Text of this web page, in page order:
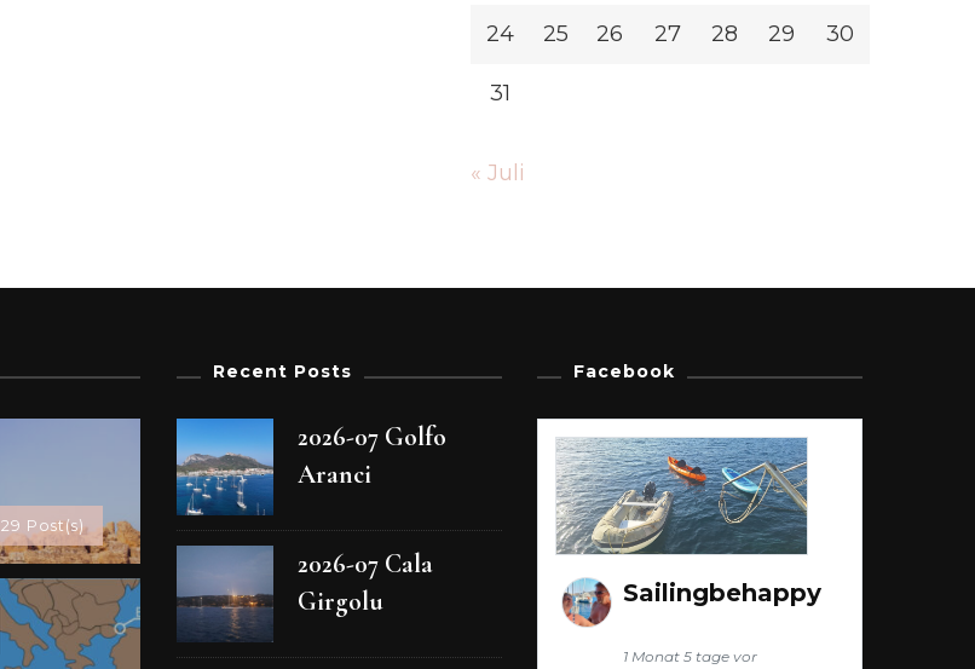
24 25 26 27 28 29 30
31
« Juli
29 Post(s)
Recent Posts
2026-07 Golfo
Aranci
2026-07 Cala
Girgolu
Facebook
Sailingbehappy
1 Monat 5 tage vor